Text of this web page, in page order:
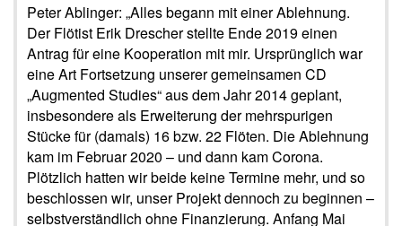
Peter Ablinger: „Alles begann mit einer Ablehnung.
Der Flötist Erik Drescher stellte Ende 2019 einen
Antrag für eine Kooperation mit mir. Ursprünglich war
eine Art Fortsetzung unserer gemeinsamen CD
„Augmented Studies“ aus dem Jahr 2014 geplant,
insbesondere als Erweiterung der mehrspurigen
Stücke für (damals) 16 bzw. 22 Flöten. Die Ablehnung
kam im Februar 2020 – und dann kam Corona.
Plötzlich hatten wir beide keine Termine mehr, und so
beschlossen wir, unser Projekt dennoch zu beginnen –
selbstverständlich ohne Finanzierung. Anfang Mai